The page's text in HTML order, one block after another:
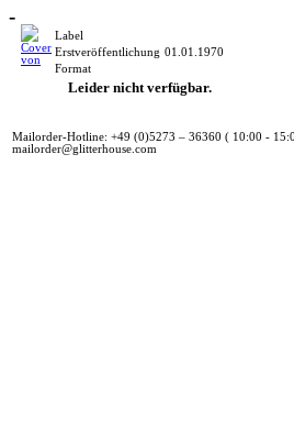
-
Label
Erstveröffentlichung 01.01.1970
Format
Leider nicht verfügbar.
Mailorder-Hotline: +49 (0)5273 – 36360 ( 10:00 -
mailorder@glitterhouse.com